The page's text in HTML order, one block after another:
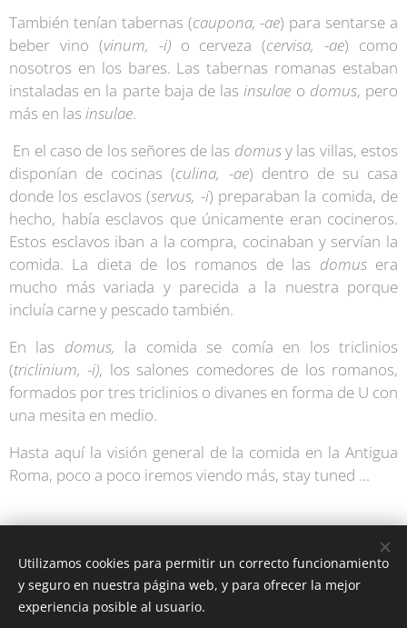
También tenían tabernas (caupona, -ae) para sentarse a
beber vino (vinum, -i)o cerveza (cervisa, -ae) como
nosotros en los bares. Las tabernas romanas estaban
instaladas en la parte baja de lasinsulae o domus, pero
más en las insulae.
En el caso de los señores de las domusy las villas, estos
disponían de cocinas (culina, -ae) dentro de su casa
donde los esclavos (servus, -i) preparaban la comida, de
hecho, había esclavos que únicamente eran cocineros.
Estos esclavos iban a la compra, cocinaban y servían la
comida. La dieta de los romanos de las domusera
mucho más variada y parecida a la nuestra porque
incluía carne y pescado también.
En las domus, la comida se comía en los triclinios
(triclinium, -i), los salones comedores de los romanos,
formados por tres triclinios o divanes en forma de U con
una mesita en medio.
Hasta aquí la visión general de la comida en la Antigua
Roma, poco a poco iremos viendo más, stay tuned ...
Utilizamos cookies para permitir un correcto funcionamiento
y seguro en nuestra página web, y para ofrecer la mejor
experiencia posible al usuario.